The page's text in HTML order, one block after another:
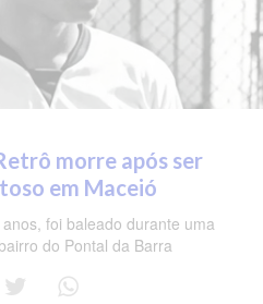
morre após ser
em Maceió
foi baleado durante uma
do Pontal da Barra